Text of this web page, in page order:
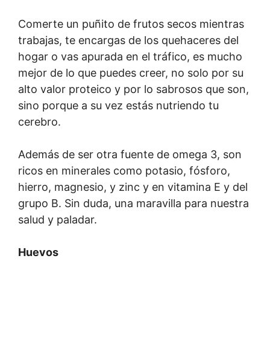
Comerte un puñito de frutos secos mientras
trabajas, te encargas de los quehaceres del
hogar o vas apurada en el tráfico, es mucho
mejor de lo que puedes creer, no solo por su
alto valor proteico y por lo sabrosos que son,
sino porque a su vez estás nutriendo tu
cerebro.
Además de ser otra fuente de omega 3, son
ricos en minerales como potasio, fósforo,
hierro, magnesio, y zinc y en vitamina E y del
grupo B. Sin duda, una maravilla para nuestra
salud y paladar.
Huevos